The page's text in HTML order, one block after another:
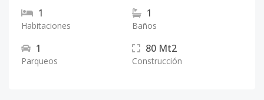
1
Habitaciones
1
Baños
1
Parqueos
80 Mt2
Construcción